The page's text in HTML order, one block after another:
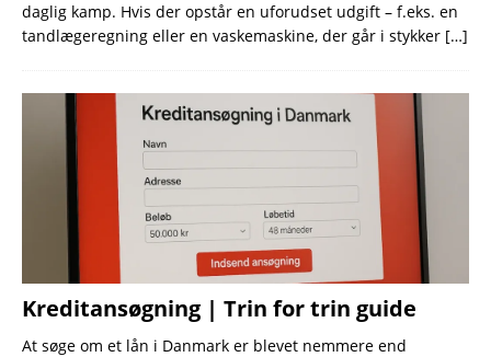
daglig kamp. Hvis der opstår en uforudset udgift – f.eks. en
tandlægeregning eller en vaskemaskine, der går i stykker […]
Kreditansøgning | Trin for trin guide
At søge om et lån i Danmark er blevet nemmere end